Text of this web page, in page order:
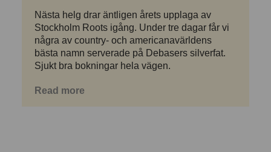
Nästa helg drar äntligen årets upplaga av
Stockholm Roots igång. Under tre dagar får vi
några av country- och americanavärldens
bästa namn serverade på Debasers silverfat.
Sjukt bra bokningar hela vägen.
Read more